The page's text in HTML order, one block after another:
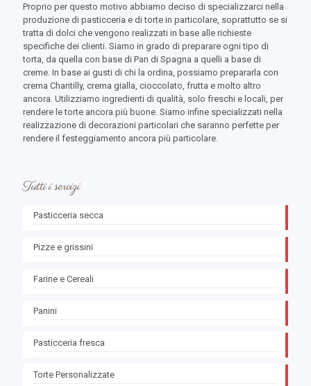
Proprio per questo motivo abbiamo deciso di specializzarci nella
produzione di pasticceria e di torte in particolare, soprattutto se si
tratta di dolci che vengono realizzati in base alle richieste
specifiche dei clienti. Siamo in grado di preparare ogni tipo di
torta, da quella con base di Pan di Spagna a quelli a base di
creme. In base ai gusti di chi la ordina, possiamo prepararla con
crema Chantilly, crema gialla, cioccolato, frutta e molto altro
ancora. Utilizziamo ingredienti di qualità, solo freschi e locali, per
rendere le torte ancora più buone. Siamo infine specializzati nella
realizzazione di decorazioni particolari che saranno perfette per
rendere il festeggiamento ancora più particolare.
Tutti i servizi
Pasticceria secca
Pizze e grissini
Farine e Cereali
Panini
Pasticceria fresca
Torte Personalizzate